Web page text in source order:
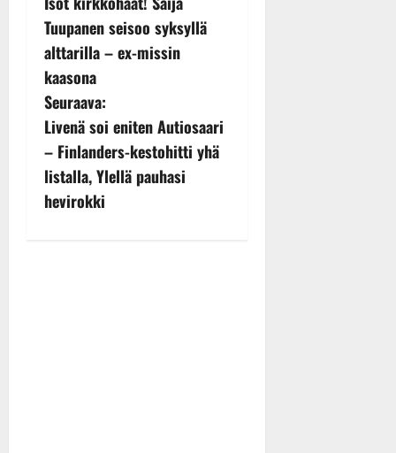
o
s
t
n
a
v
Tuupanen seisoo syksyllä
alttarilla – ex-missin
kaasona
Seuraava:
Livenä soi eniten Autiosaari
– Finlanders-kestohitti yhä
listalla, Ylellä pauhasi
hevirokki